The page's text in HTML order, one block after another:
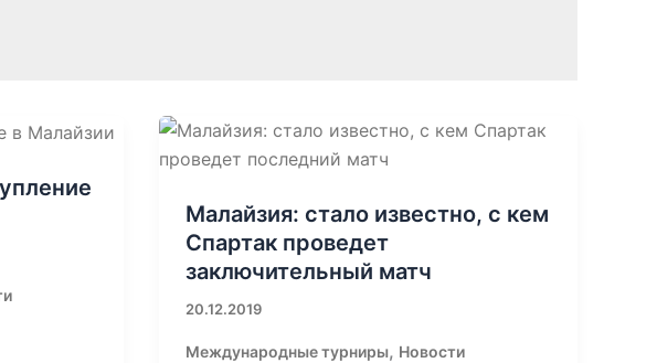
Малайзия: стало известно, с кем
Спартак проведет
заключительный матч
20.12.2019
Международные турниры, Новости